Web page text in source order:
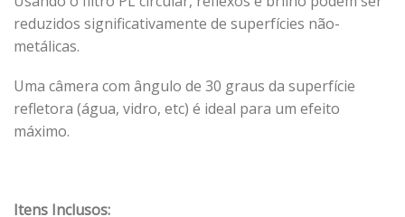
reduzidos significativamente de superfícies não-
metálicas.
Uma câmera com ângulo de 30 graus da superfície
refletora (água, vidro, etc) é ideal para um efeito
máximo.
Itens Inclusos: